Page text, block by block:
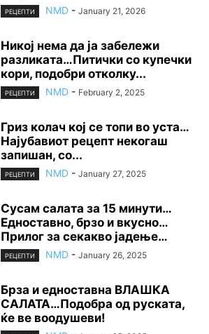
РЕЦЕПТИ NMD - January 21, 2026
Никој нема да ја забележи
разликата…Питички со купечки
кори, подобри отколку...
РЕЦЕПТИ NMD - February 2, 2025
Гриз колач кој се топи во уста…
Најубавиот рецепт некогаш
запишан, со...
РЕЦЕПТИ NMD - January 27, 2025
Сусам салата за 15 минути…
Едноставно, брзо и вкусно…
Прилог за секакво јадење…
РЕЦЕПТИ NMD - January 26, 2025
Брза и едноставна ВЛАШКА
САЛАТА…Подобра од руската,
ќе ве воодушеви!